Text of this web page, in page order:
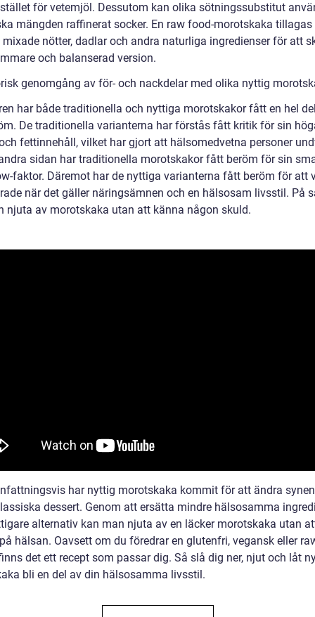
för vetemjöl. Dessutom kan olika sötningssubstitut
mängden raffinerat socker. En raw food-morotskaka tillagas
nötter, dadlar och andra naturliga ingredienser för att
och balanserad version.
genomgång av för- och nackdelar med olika nyttig
har både traditionella och nyttiga morotskakor fått en hel
De traditionella varianterna har förstås fått kritik för sin
fettinnehåll, vilket har gjort att hälsomedvetna personer
sidan har traditionella morotskakor fått beröm för sin
faktor. Däremot har de nyttiga varianterna fått beröm för att
när det gäller näringsämnen och en hälsosam livsstil. På
njuta av morotskaka utan att känna någon skuld.
har nyttig morotskaka kommit för att ändra
dessert. Genom att ersätta mindre hälsosamma
alternativ kan man njuta av en läcker morotskaka utan
hälsan. Oavsett om du föredrar en glutenfri, vegansk eller
det ett recept som passar dig. Så slå dig ner, njut och låt
bli en del av din hälsosamma livsstil.